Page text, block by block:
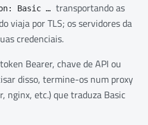
Basic … transportando as
viaja por TLS; os servidores da
credenciais.
Bearer, chave de API ou
disso, termine-os num proxy
nginx, etc.) que traduza Basic